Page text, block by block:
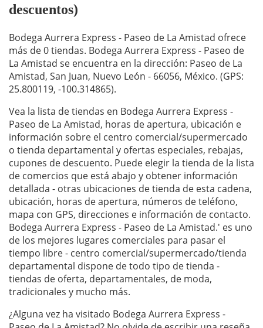
descuentos)
Bodega Aurrera Express - Paseo de La Amistad ofrece
más de 0 tiendas. Bodega Aurrera Express - Paseo de
La Amistad se encuentra en la dirección: Paseo de La
Amistad, San Juan, Nuevo León - 66056, México. (GPS:
25.800119, -100.314865).
Vea la lista de tiendas en Bodega Aurrera Express -
Paseo de La Amistad, horas de apertura, ubicación e
información sobre el centro comercial/supermercado
o tienda departamental y ofertas especiales, rebajas,
cupones de descuento. Puede elegir la tienda de la lista
de comercios que está abajo y obtener información
detallada - otras ubicaciones de tienda de esta cadena,
ubicación, horas de apertura, números de teléfono,
mapa con GPS, direcciones e información de contacto.
Bodega Aurrera Express - Paseo de La Amistad.' es uno
de los mejores lugares comerciales para pasar el
tiempo libre - centro comercial/supermercado/tienda
departamental dispone de todo tipo de tienda -
tiendas de oferta, departamentales, de moda,
tradicionales y mucho más.
¿Alguna vez ha visitado Bodega Aurrera Express -